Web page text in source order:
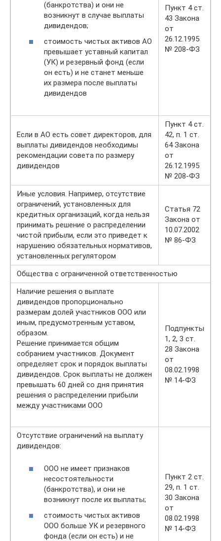
(банкротства) и они не
возникнут в случае выплаты
дивидендов;
стоимость чистых активов АО
превышает уставный капитал
(УК) и резервный фонд (если
он есть) и не станет меньше
их размера после выплаты
дивидендов
Пункт 4 ст.
43 Закона
от
26.12.1995
№ 208-ФЗ
Если в АО есть совет директоров, для
выплаты дивидендов необходимы
рекомендации совета по размеру
дивидендов
Пункт 4 ст.
42, п. 1 ст.
64 Закона
от
26.12.1995
№ 208-ФЗ
Иные условия. Например, отсутствие
ограничений, установленных для
кредитных организаций, когда нельзя
принимать решение о распределении
чистой прибыли, если это приведет к
нарушению обязательных нормативов,
установленных регулятором
Статья 72
Закона от
10.07.2002
№ 86-ФЗ
Общества с ограниченной ответственностью
Наличие решения о выплате
дивидендов пропорционально
размерам долей участников ООО или
иным, предусмотренным уставом,
образом.
Решение принимается общим
собранием участников. Документ
определяет срок и порядок выплаты
дивидендов. Срок выплаты не должен
превышать 60 дней со дня принятия
решения о распределении прибыли
между участниками ООО
Подпункты
1, 2, 3 ст.
28 Закона
от
08.02.1998
№ 14-ФЗ
Отсутствие ограничений на выплату
дивидендов:
ООО не имеет признаков
несостоятельности
(банкротства), и они не
возникнут после их выплаты;
стоимость чистых активов
ООО больше УК и резервного
фонда (если он есть) и не
Пункт 2 ст.
29, п. 1 ст.
30 Закона
от
08.02.1998
№ 14-ФЗ